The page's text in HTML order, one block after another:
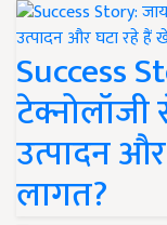
Success
उत्पादन
लागत?